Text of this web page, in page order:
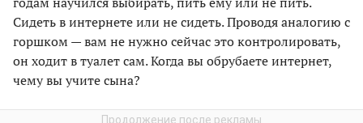
Сидеть в интернете или не сидеть. Проводя аналогию с
горшком — вам не нужно сейчас это контролировать,
он ходит в туалет сам. Когда вы обрубаете интернет,
чему вы учите сына?